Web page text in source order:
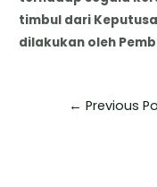
timbul dari
dilakukan oleh
← Previous